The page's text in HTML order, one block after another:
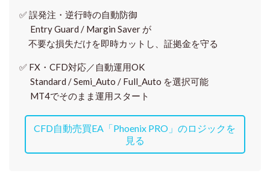
✅誤発注・逆行時の自動防御
Entry Guard / Margin Saver が
不要な損失だけを即時カットし、証拠金を守る
✅ FX・CFD対応／自動運用OK
Standard / Semi_Auto / Full_Auto を選択可能
MT4でそのまま運用スタート
CFD自動売買EA「Phoenix PRO」のロジックを
見る